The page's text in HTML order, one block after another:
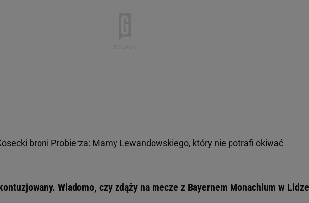
broni Probierza: Mamy Lewandowskiego, który nie potrafi okiwać
Wiadomo, czy zdąży na mecze z Bayernem Monachium w Lidze